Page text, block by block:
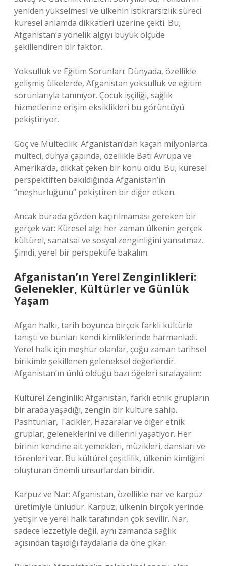
yeniden yükselmesi ve ülkenin istikrarsızlık süreci
küresel anlamda dikkatleri üzerine çekti. Bu,
Afganistan’a yönelik algıyı büyük ölçüde
şekillendiren bir faktör.
Yoksulluk ve Eğitim Sorunları: Dünyada, özellikle
gelişmiş ülkelerde, Afganistan yoksulluk ve eğitim
sorunlarıyla tanınıyor. Çocuk işçiliği, sağlık
hizmetlerine erişim eksiklikleri bu görüntüyü
pekiştiriyor.
Göç ve Mültecilik: Afganistan’dan kaçan milyonlarca
mülteci, dünya çapında, özellikle Batı Avrupa ve
Amerika’da, dikkat çeken bir konu oldu. Bu, küresel
perspektiften bakıldığında Afganistan’ın
“meşhurluğunu” pekiştiren bir diğer etken.
Ancak burada gözden kaçırılmaması gereken bir
gerçek var: Küresel algı her zaman ülkenin gerçek
kültürel, sanatsal ve sosyal zenginliğini yansıtmaz.
Şimdi, yerel bir perspektife bakalım.
Afganistan’ın Yerel Zenginlikleri:
Gelenekler, Kültürler ve Günlük
Yaşam
Afgan halkı, tarih boyunca birçok farklı kültürle
tanıştı ve bunları kendi kimliklerinde harmanladı.
Yerel halk için meşhur olanlar, çoğu zaman tarihsel
birikimle şekillenen geleneksel değerlerdir.
Afganistan’ın ünlü olduğu bazı öğeleri sıralayalım:
Kültürel Zenginlik: Afganistan, farklı etnik grupların
bir arada yaşadığı, zengin bir kültüre sahip.
Pashtunlar, Tacikler, Hazaralar ve diğer etnik
gruplar, geleneklerini ve dillerini yaşatıyor. Her
birinin kendine ait yemekleri, müzikleri, dansları ve
törenleri var. Bu kültürel çeşitlilik, ülkenin kimliğini
oluşturan önemli unsurlardan biridir.
Karpuz ve Nar: Afganistan, özellikle nar ve karpuz
üretimiyle ünlüdür. Karpuz, ülkenin birçok yerinde
yetişir ve yerel halk tarafından çok sevilir. Nar,
sadece lezzetiyle değil, aynı zamanda sağlık
açısından taşıdığı faydalarla da öne çıkar.